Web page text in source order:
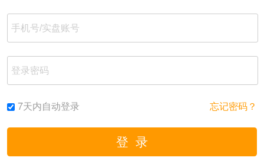
7天内自动登录 忘记密码？